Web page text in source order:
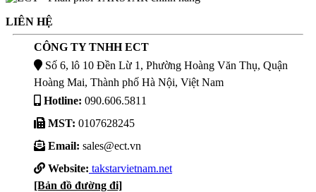
LIÊN HỆ
CÔNG TY TNHH ECT
Số 6, lô 10 Đền Lừ 1, Phường Hoàng Văn Thụ, Quận
Hoàng Mai, Thành phố Hà Nội, Việt Nam
Hotline: 090.606.5811
MST: 0107628245
Email: sales@ect.vn
Website: takstarvietnam.net
[Bản đồ đường đi]